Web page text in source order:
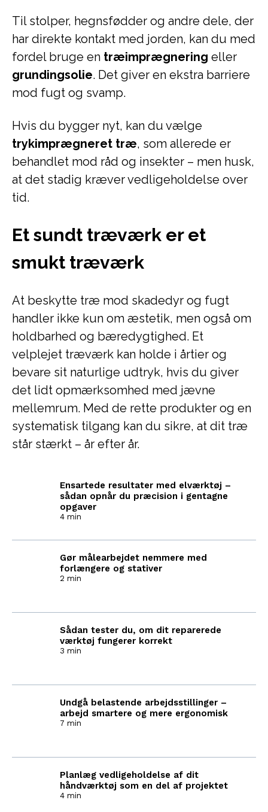
Til stolper, hegnsfødder og andre dele, der
har direkte kontakt med jorden, kan du med
fordel bruge en træimprægnering eller
grundingsolie. Det giver en ekstra barriere
mod fugt og svamp.
Hvis du bygger nyt, kan du vælge
trykimprægneret træ, som allerede er
behandlet mod råd og insekter – men husk,
at det stadig kræver vedligeholdelse over
tid.
Et sundt træværk er et
smukt træværk
At beskytte træ mod skadedyr og fugt
handler ikke kun om æstetik, men også om
holdbarhed og bæredygtighed. Et
velplejet træværk kan holde i årtier og
bevare sit naturlige udtryk, hvis du giver
det lidt opmærksomhed med jævne
mellemrum. Med de rette produkter og en
systematisk tilgang kan du sikre, at dit træ
står stærkt – år efter år.
Ensartede resultater med elværktøj –
sådan opnår du præcision i gentagne
opgaver
4 min
Gør målearbejdet nemmere med
forlængere og stativer
2 min
Sådan tester du, om dit reparerede
værktøj fungerer korrekt
3 min
Undgå belastende arbejdsstillinger –
arbejd smartere og mere ergonomisk
7 min
Planlæg vedligeholdelse af dit
håndværktøj som en del af projektet
4 min